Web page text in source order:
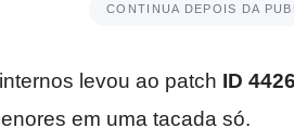
CONTINUA DEPOIS DA
levou ao patch ID
em uma tacada só.